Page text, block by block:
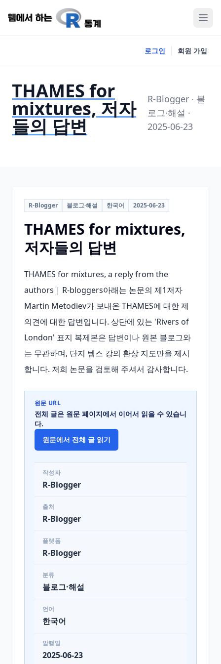
로그인 회원 가입
THAMES for
mixtures, 저자
들의 답변
R-Blogger · 블
로그·해설 ·
2025-06-23
R-Blogger 블로그·해설 한국어 2025-06-23
THAMES for mixtures,
저자들의 답변
THAMES for mixtures, a reply from the
authors | R-bloggers아래는 논문의 제1저자
Martin Metodiev가 보내온 THAMES에 대한 제
의견에 대한 답변입니다. 상단에 있는 'Rivers of
London' 표지 복제본은 답변이나 원본 블로그와
는 무관하며, 단지 템스 강의 환상 지도만을 제시
합니다. 저희 논문을 검토해 주셔서 감사합니다.
원문 URL
전체 글은 원문 페이지에서 이어서 읽을 수 있습니
다.
원문에서 전체 글 읽기
작성자
R-Blogger
출처
R-Blogger
플랫폼
R-Blogger
분류
블로그·해설
언어
한국어
발행일
2025-06-23